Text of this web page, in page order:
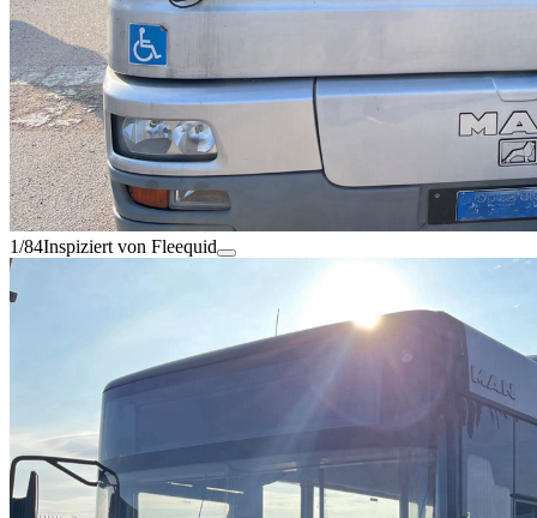
1/84Inspiziert von Fleequid